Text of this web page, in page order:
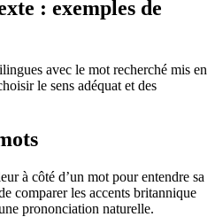
: exemples de
avec le mot recherché mis en
le sens adéquat et des
à côté d’un mot pour entendre sa
comparer les accents britannique
prononciation naturelle.